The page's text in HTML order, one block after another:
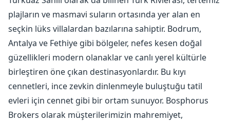
plajların ve masmavi suların ortasında yer alan en
seçkin lüks villalardan bazılarına sahiptir. Bodrum,
Antalya ve Fethiye gibi bölgeler, nefes kesen doğal
güzellikleri modern olanaklar ve canlı yerel kültürle
birleştiren öne çıkan destinasyonlardır. Bu kıyı
cennetleri, ince zevkin dinlenmeyle buluştuğu tatil
evleri için cennet gibi bir ortam sunuyor. Bosphorus
Brokers olarak müşterilerimizin mahremiyet,